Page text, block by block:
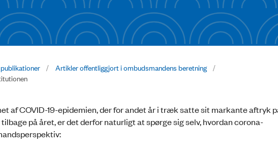
Artikler offentliggjort i ombudsmandens beretning
af COVID-19-epidemien, der for andet år i træk satte sit markante aftryk
på året, er det derfor naturligt at spørge sig selv, hvordan corona-